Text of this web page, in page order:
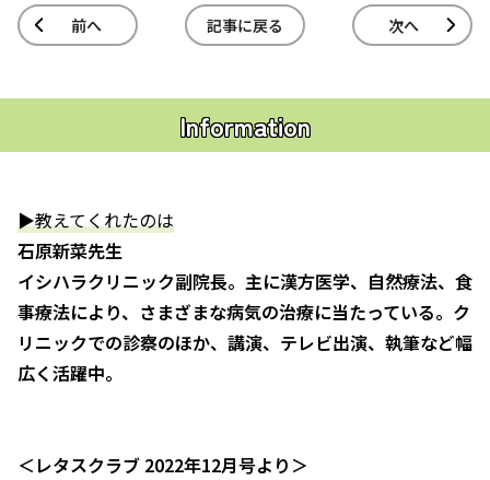
前へ 記事に戻る 次へ
Information
▶教えてくれたのは
石原新菜先生
イシハラクリニック副院長。主に漢方医学、自然療法、食
事療法により、さまざまな病気の治療に当たっている。ク
リニックでの診察のほか、講演、テレビ出演、執筆など幅
広く活躍中。
＜レタスクラブ 2022年12月号より＞